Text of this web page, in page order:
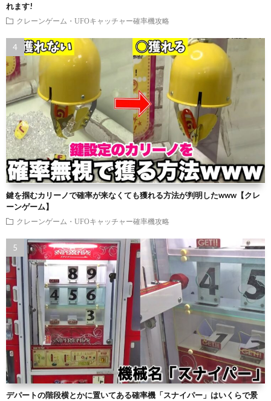
れます!
クレーンゲーム・UFOキャッチャー確率機攻略
鍵を掴むカリーノで確率が来なくても獲れる方法が判明したwww【クレ
ーンゲーム】
クレーンゲーム・UFOキャッチャー確率機攻略
デパートの階段横とかに置いてある確率機「スナイパー」はいくらで景